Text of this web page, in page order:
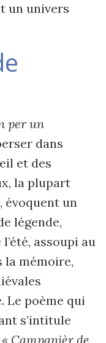
un univers
per un
dans
et des
la plupart
, évoquent un
légende,
assoupi au
la mémoire,
Le poème qui
s’intitule
« Campanièr de